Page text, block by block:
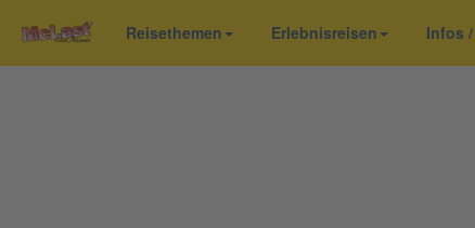
Reisethemen Erlebnisreisen Infos